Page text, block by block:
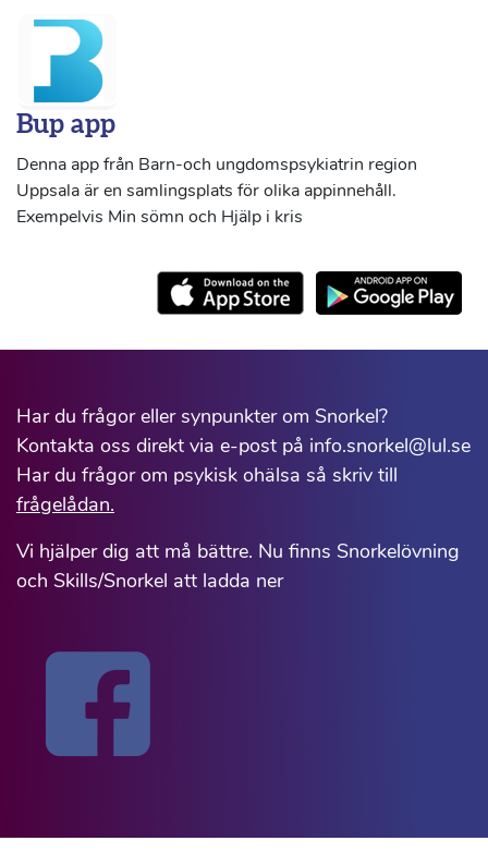
Bup app
Denna app från Barn-och ungdomspsykiatrin region
Uppsala är en samlingsplats för olika appinnehåll.
Exempelvis Min sömn och Hjälp i kris
Har du frågor eller synpunkter om Snorkel?
Kontakta oss direkt via e-post på info.snorkel@lul.se
Har du frågor om psykisk ohälsa så skriv till
frågelådan.
Vi hjälper dig att må bättre. Nu finns Snorkelövning
och Skills/Snorkel att ladda ner